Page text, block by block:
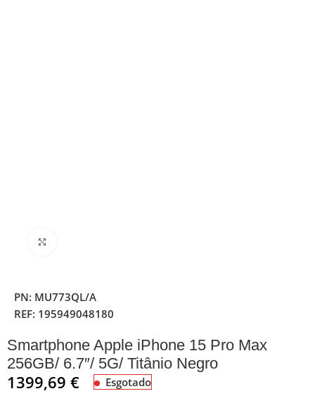
PN: MU773QL/A
REF: 195949048180
Smartphone Apple iPhone 15 Pro Max
256GB/ 6.7″/ 5G/ Titânio Negro
1399,69€ Esgotado